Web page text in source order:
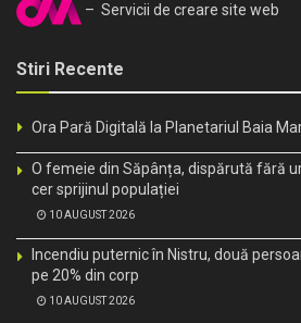
– Servicii de creare site web
Stiri Recente
Ora Pară Digitală la Planetariul Baia
O femeie din Săpânța, dispărută fără
cer sprijinul populației
10 AUGUST 2026
Incendiu puternic în Nistru, două
pe 20% din corp
10 AUGUST 2026